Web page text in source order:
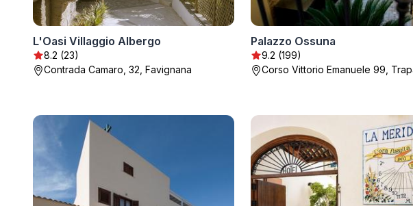
L'Oasi Villaggio Albergo
8.2 (23)
Contrada Camaro, 32, Favignana
Palazzo Ossuna
9.2 (199)
Corso Vittorio Emanuele 99,